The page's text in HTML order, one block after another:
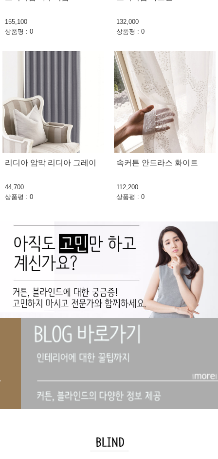
155,100
상품평 : 0
132,000
상품평 : 0
리디아 암막 리디아 그레이
44,700
상품평 : 0
속커튼 안드라스 화이트
112,200
상품평 : 0